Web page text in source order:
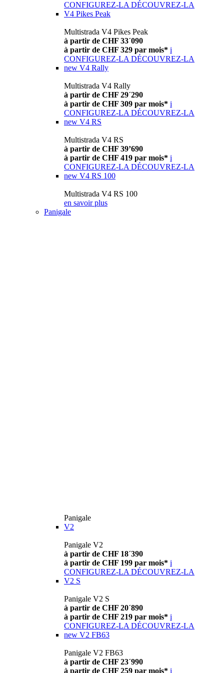
CONFIGUREZ-LA DÉCOUVREZ-LA
V4 Pikes Peak
Multistrada V4 Pikes Peak
à partir de CHF 33´090
à partir de CHF 329 par mois* i
CONFIGUREZ-LA DÉCOUVREZ-LA
new V4 Rally
Multistrada V4 Rally
à partir de CHF 29´290
à partir de CHF 309 par mois* i
CONFIGUREZ-LA DÉCOUVREZ-LA
new V4 RS
Multistrada V4 RS
à partir de CHF 39’690
à partir de CHF 419 par mois* i
CONFIGUREZ-LA DÉCOUVREZ-LA
new V4 RS 100
Multistrada V4 RS 100
en savoir plus
Panigale
Panigale
V2
Panigale V2
à partir de CHF 18´390
à partir de CHF 199 par mois* i
CONFIGUREZ-LA DÉCOUVREZ-LA
V2 S
Panigale V2 S
à partir de CHF 20´890
à partir de CHF 219 par mois* i
CONFIGUREZ-LA DÉCOUVREZ-LA
new V2 FB63
Panigale V2 FB63
à partir de CHF 23´990
à partir de CHF 259 par mois* i